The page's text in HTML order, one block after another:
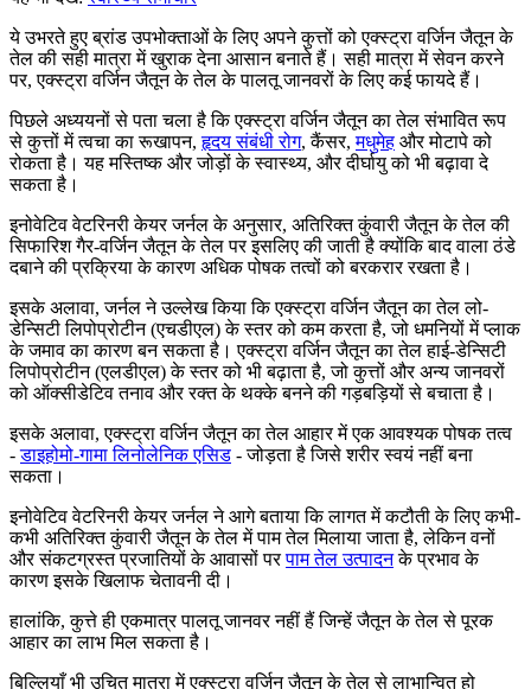
ये उभरते हुए ब्रांड उपभोक्ताओं के लिए अपने कुत्तों को एक्स्ट्रा वर्जिन जैतून के
तेल की सही मात्रा में खुराक देना आसान बनाते हैं। सही मात्रा में सेवन करने
पर, एक्स्ट्रा वर्जिन जैतून के तेल के पालतू जानवरों के लिए कई फायदे हैं।
पिछले अध्ययनों से पता चला है कि एक्स्ट्रा वर्जिन जैतून का तेल संभावित रूप
से कुत्तों में त्वचा का रूखापन,हृदय संबंधी रोग, कैंसर,मधुमेह और मोटापे को
रोकता है। यह मस्तिष्क और जोड़ों के स्वास्थ्य, और दीर्घायु को भी बढ़ावा दे
सकता है।
इनोवेटिव वेटरिनरी केयर जर्नल के अनुसार, अतिरिक्त कुंवारी जैतून के तेल की
सिफारिश गैर-वर्जिन जैतून के तेल पर इसलिए की जाती है क्योंकि बाद वाला ठंडे
दबाने की प्रक्रिया के कारण अधिक पोषक तत्वों को बरकरार रखता है।
इसके अलावा, जर्नल ने उल्लेख किया कि एक्स्ट्रा वर्जिन जैतून का तेल लो-
डेन्सिटी लिपोप्रोटीन (एचडीएल) के स्तर को कम करता है, जो धमनियों में प्लाक
के जमाव का कारण बन सकता है। एक्स्ट्रा वर्जिन जैतून का तेल हाई-डेन्सिटी
लिपोप्रोटीन (एलडीएल) के स्तर को भी बढ़ाता है, जो कुत्तों और अन्य जानवरों
को ऑक्सीडेटिव तनाव और रक्त के थक्के बनने की गड़बड़ियों से बचाता है।
इसके अलावा, एक्स्ट्रा वर्जिन जैतून का तेल आहार में एक आवश्यक पोषक तत्व
-डाइहोमो-गामा लिनोलेनिक एसिड - जोड़ता है जिसे शरीर स्वयं नहीं बना
सकता।
इनोवेटिव वेटरिनरी केयर जर्नल ने आगे बताया कि लागत में कटौती के लिए कभी-
कभी अतिरिक्त कुंवारी जैतून के तेल में पाम तेल मिलाया जाता है, लेकिन वनों
और संकटग्रस्त प्रजातियों के आवासों परपाम तेल उत्पादनके प्रभाव के
कारण इसके खिलाफ चेतावनी दी।
हालांकि, कुत्ते ही एकमात्र पालतू जानवर नहीं हैं जिन्हें जैतून के तेल से पूरक
आहार का लाभ मिल सकता है।
बिल्लियाँ भी उचित मात्रा में एक्स्ट्रा वर्जिन जैतून के तेल से लाभान्वित हो